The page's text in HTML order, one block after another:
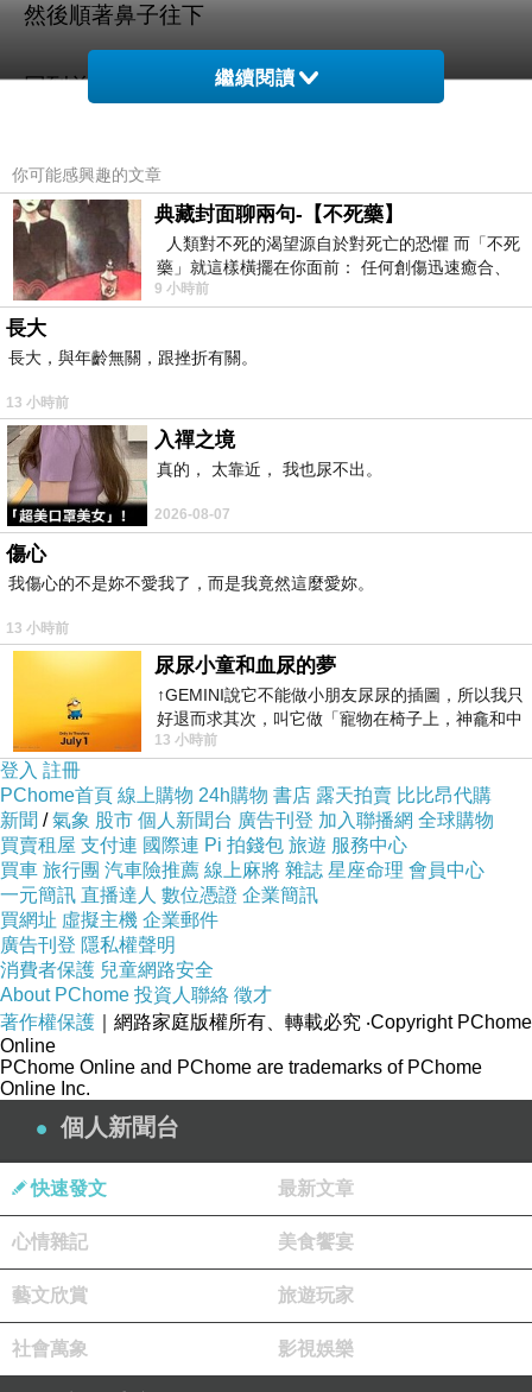
然後順著鼻子往下
回到前額上方的椰子樹
Berry拿著傘坐船上
藍藍的大海就像Zoe源源不斷的想法
耳畔是媽媽的叮嚀
下方是手牽手的一家人
回想到Zoe做的蛋糕
特地把照片中的條紋襯衫刻出來
願一直持續 向前的 Zoe
生日快樂
因為這樣的創作
有機會想著最初的相遇
想著經歷過的事
發現大家都努力用心過生活
真想拍手喝采
上一篇：認真生活的玲子
下一篇：2017 完成的側臉計畫
繼續閱讀
你可能感興趣的文章
典藏封面聊兩句-【不死藥】
人類對不死的渴望源自於對死亡的恐懼 而「不死
藥」就這樣橫擺在你面前： 任何創傷迅速癒合、
停止衰老、痛覺消失…堪
9 小時前
長大
長大，與年齡無關，跟挫折有關。
13 小時前
入禪之境
真的， 太靠近， 我也尿不出。
2026-08-07
傷心
我傷心的不是妳不愛我了，而是我竟然這麼愛妳。
13 小時前
尿尿小童和血尿的夢
↑GEMINI說它不能做小朋友尿尿的插圖，所以我只
好退而求其次，叫它做「寵物在椅子上，神龕和中
年人臉孔」的畫了。 六月底
13 小時前
登入 註冊
PChome首頁 線上購物 24h購物 書店 露天拍賣 比比昂代購
新聞 /氣象 股市 個人新聞台 廣告刊登 加入聯播網 全球購物
買賣租屋 支付連 國際連 Pi 拍錢包 旅遊 服務中心
買車 旅行團 汽車險推薦 線上麻將 雜誌 星座命理 會員中心
一元簡訊 直播達人 數位憑證 企業簡訊
買網址 虛擬主機 企業郵件
廣告刊登 隱私權聲明
消費者保護 兒童網路安全
About PChome 投資人聯絡 徵才
著作權保護 ｜網路家庭版權所有、轉載必究 ‧Copyright PChome
Online
PChome Online and PChome are trademarks of PChome
Online Inc.
個人新聞台
快速發文 最新文章
心情雜記 美食饗宴
藝文欣賞 旅遊玩家
社會萬象 影視娛樂